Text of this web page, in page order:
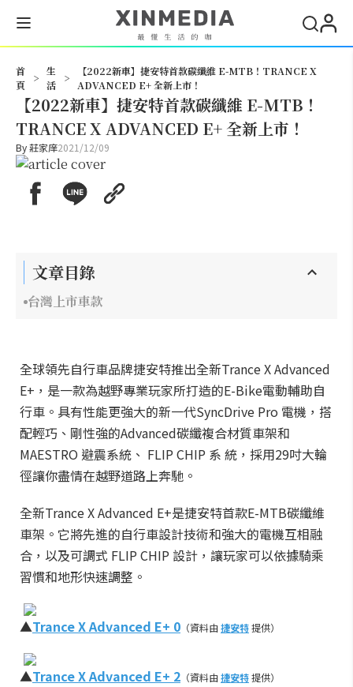
首
頁
>
生
活
>
【2022新車】捷安特首款碳纖維 E-MTB！TRANCE X
ADVANCED E+ 全新上市！
【2022新車】捷安特首款碳纖維 E-MTB！
TRANCE X ADVANCED E+ 全新上市！
By莊家庠2021/12/09
文章目錄
台灣上市車款
全球領先自行車品牌捷安特推出全新Trance X Advanced
E+，是一款為越野專業玩家所打造的E-Bike電動輔助自
行車。具有性能更強大的新一代SyncDrive Pro 電機，搭
配輕巧、剛性強的Advanced碳纖複合材質車架和
MAESTRO 避震系統、 FLIP CHIP 系 統，採用29吋大輪
徑讓你盡情在越野道路上奔馳。
全新Trance X Advanced E+是捷安特首款E-MTB碳纖維
車架。它將先進的自行車設計技術和強大的電機互相融
合，以及可調式 FLIP CHIP 設計，讓玩家可以依據騎乘
習慣和地形快速調整。
▲Trance X Advanced E+ 0 （資料由捷安特提供）
▲Trance X Advanced E+ 2 （資料由捷安特提供）